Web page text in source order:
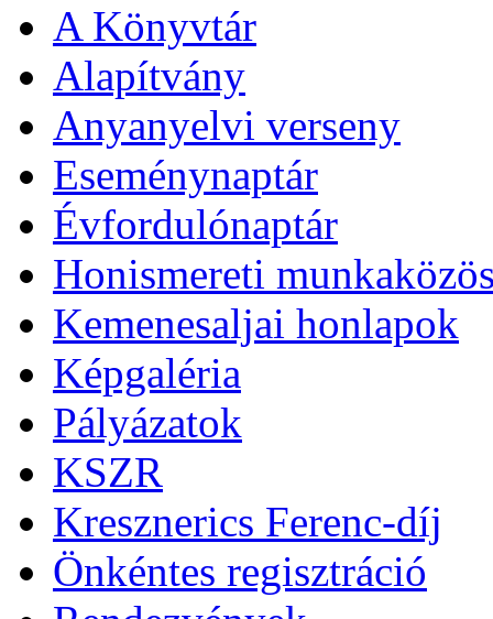
A Könyvtár
Alapítvány
Anyanyelvi verseny
Eseménynaptár
Évfordulónaptár
Honismereti
Kemenesaljai honlapok
Képgaléria
Pályázatok
KSZR
Kresznerics Ferenc-díj
Önkéntes regisztráció